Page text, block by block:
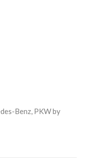
Benz, PKWby